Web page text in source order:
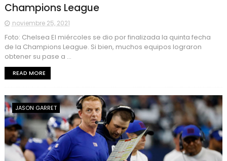
Champions League
noviembre 25, 2021
Foto: Chelsea El miércoles se dio por finalizada la quinta fecha
de la Champions League. Si bien, muchos equipos lograron
obtener su pase a ...
READ MORE
JASON GARRET